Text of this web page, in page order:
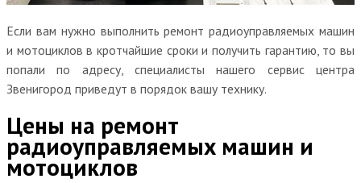
Если вам нужно выполнить ремонт радиоуправляемых машин
и мотоциклов в кротчайшие сроки и получить гарантию, то вы
попали по адресу, специалисты нашего сервис центра
Звенигород приведут в порядок вашу технику.
Цены на ремонт
радиоуправляемых машин и
мотоциклов